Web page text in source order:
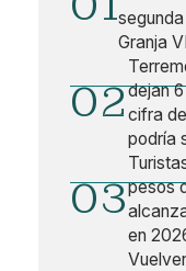
Granja
02dejan
cifra
podría
03pesos
en